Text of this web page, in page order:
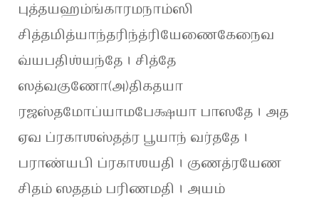
புத்தயஹம்ங்காரமநாம்ஸி
சித்தமித்யாந்தரிந்த்ரியேணைகேநைவ
வ்யபதிஶ்யந்தே । சித்தே
ஸத்வகுணோ(அ)திகதயா
ரஜஸ்தமோப்யாமபேக்ஷயா பாஸதே । அத
ஏவ ப்ரகாஶஸ்தத்ர பூயாந் வர்ததே ।
பராண்யபி ப்ரகாஶயதி । குணத்ரயேண
சிதம் ஸததம் பரிணமதி । அயம்